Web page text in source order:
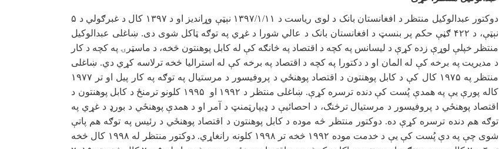
دوکتور عبدالوکیل منتظر د افغانستان بانک د لوی ریاست د ۱۳۹۷/۱/۱۱ نېټې وړاندیز او د ۱۳۹۷ کال د غبرګولي د ۵
نېټې، د ۴۲۲ ګڼې حکم پر بنسټ د افغانستان بانک د عالي شورا د غړي په توګه ټاکل شوی دی. ښاغلی عبدالوکیل
منتظر خپلې لوړې زده کړې د لیسانس په کچه د اقتصاد په څانګه کې له کابل پوهنتون څخه، د ماسټرۍ په کچه د کار
د مدیریت په برخه کې له المان او د دکتورا په کچه د اقتصاد په برخه کې له استرالیا څخه ترلاسه کړي دي. ښاغلی
منتظر په ۱۹۷۵ کال کې د کابل پوهنتون د اقتصاد پوهنځي د پروفیسور د مرستیال په توګه په کار پیل او تر ۱۹۷۷
کاله پورې یې په همدې پُست کې دنده ترسره کړې. ښاغلی منتظر د ۱۹۹۲ او ۱۹۹۵ کلونو ترمنځ د کابل پوهنتون د
اقتصاد پوهنځي د پروفیسور د مرستیال ترڅنګ، د احصائیې د ډیپارټمنټ د آمر او د همدې پوهنځي د بورډ د غړي په
توګه هم دنده ترسره کړې ده. دوکتور منتظر څه موده د کابل پوهنتون د اقتصاد پوهنځي د رئیس په توګه هم پاتې
شوی چې په دې پُست کې یې د خدمت موده ۱۹۹۲ څخه تر ۱۹۹۸ کلونه رانغاړي. دوکتور منتظر له ۱۹۹۸ کال څخه